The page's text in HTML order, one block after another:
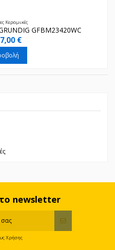
Κεραμικές
GFBM23420WC
€
newsletter
Χρήσης